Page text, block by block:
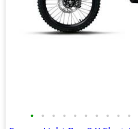
• • • • • • • • • •